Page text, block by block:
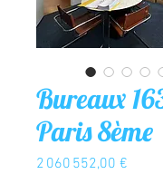
Bureaux
Paris 8ème
2 060 552,00 €